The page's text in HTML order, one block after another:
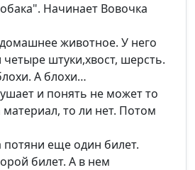
Начинает Вовочка
животное. У него
четыре штуки,хвост, шерсть.
А блохи…
и понять не может то
то ли нет. Потом
еще один билет.
билет. А в нем